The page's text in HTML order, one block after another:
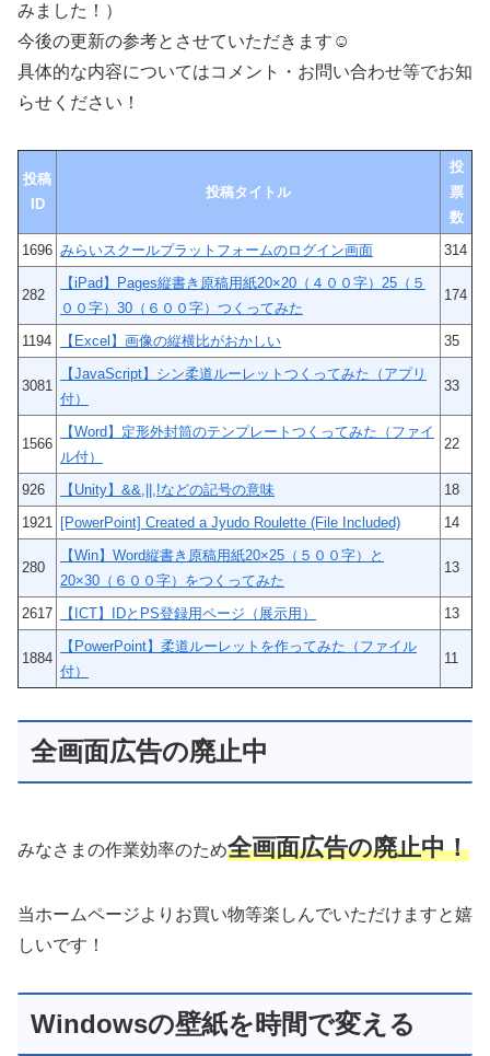
みました！）
今後の更新の参考とさせていただきます☺
具体的な内容についてはコメント・お問い合わせ等でお知
らせください！
投稿
ID
投稿タイトル
投
票
数
1696 みらいスクールプラットフォームのログイン画面 314
282
【iPad】Pages縦書き原稿用紙20×20（４００字）25（５
００字）30（６００字）つくってみた
174
1194 【Excel】画像の縦横比がおかしい 35
3081
【JavaScript】シン柔道ルーレットつくってみた（アプリ
付）
33
1566
【Word】定形外封筒のテンプレートつくってみた（ファイ
ル付）
22
926 【Unity】&&,||,!などの記号の意味
18
1921 [PowerPoint] Created a Jyudo Roulette (File Included) 14
280
【Win】Word縦書き原稿用紙20×25（５００字）と
20×30（６００字）をつくってみた
13
2617 【ICT】IDとPS登録用ページ（展示用） 13
1884
【PowerPoint】柔道ルーレットを作ってみた（ファイル
付）
11
全画面広告の廃止中
みなさまの作業効率のため全画面広告の廃止中！
当ホームページよりお買い物等楽しんでいただけますと嬉
しいです！
Windowsの壁紙を時間で変える